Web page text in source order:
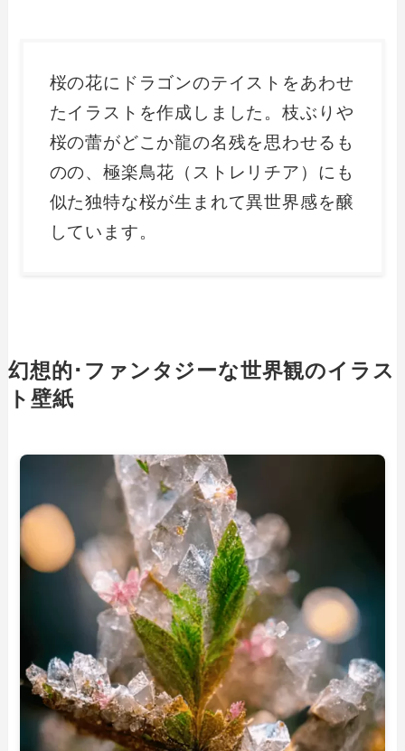
桜の花にドラゴンのテイストをあわせ
たイラストを作成しました。枝ぶりや
桜の蕾がどこか龍の名残を思わせるも
のの、極楽鳥花（ストレリチア）にも
似た独特な桜が生まれて異世界感を醸
しています。
幻想的･ファンタジーな世界観のイラス
ト壁紙